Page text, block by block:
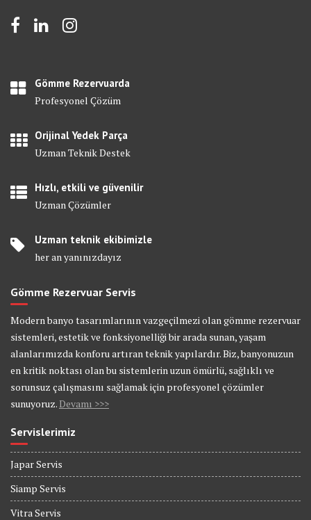
Gömme Rezervuarda
Profesyonel Çözüm
Orijinal Yedek Parça
Uzman Teknik Destek
Hızlı, etkili ve güvenilir
Uzman Çözümler
Uzman teknik ekibimizle
her an yanınızdayız
Gömme Rezervuar Servis
Modern banyo tasarımlarının vazgeçilmezi olan gömme rezervuar
sistemleri, estetik ve fonksiyonelliği bir arada sunan, yaşam
alanlarımızda konforu artıran teknik yapılardır. Biz, banyonuzun
en kritik noktası olan bu sistemlerin uzun ömürlü, sağlıklı ve
sorunsuz çalışmasını sağlamak için profesyonel çözümler
sunuyoruz.Devamı >>>
Servislerimiz
Japar Servis
Siamp Servis
Vitra Servis